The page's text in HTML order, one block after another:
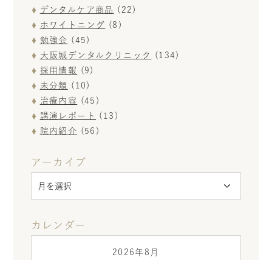
デンタルケア商品
(22)
ホワイトニング (8)
勉強会 (45)
大阪城デンタルクリニック
(134)
採用情報
(9)
未分類
(10)
治療内容
(45)
講演レポート
(13)
院内紹介 (56)
アーカイブ
カレンダー
2026年8月